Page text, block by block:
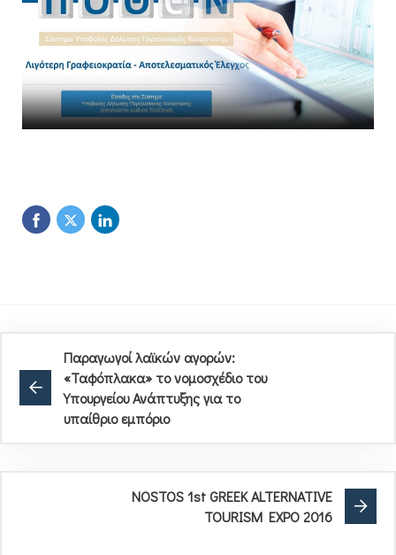
Παραγωγοί λαϊκών αγορών:
«Ταφόπλακα» το νομοσχέδιο του
Υπουργείου Ανάπτυξης για το
υπαίθριο εμπόριο
NOSTOS 1st GREEK ALTERNATIVE
TOURISM EXPO 2016